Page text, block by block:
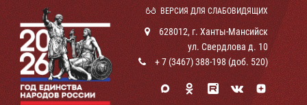
ВЕРСИЯ ДЛЯ СЛАБОВИДЯЩИХ
628012, г. Ханты-Мансийск
ул. Свердлова д. 10
+ 7 (3467) 388-198 (доб. 520)